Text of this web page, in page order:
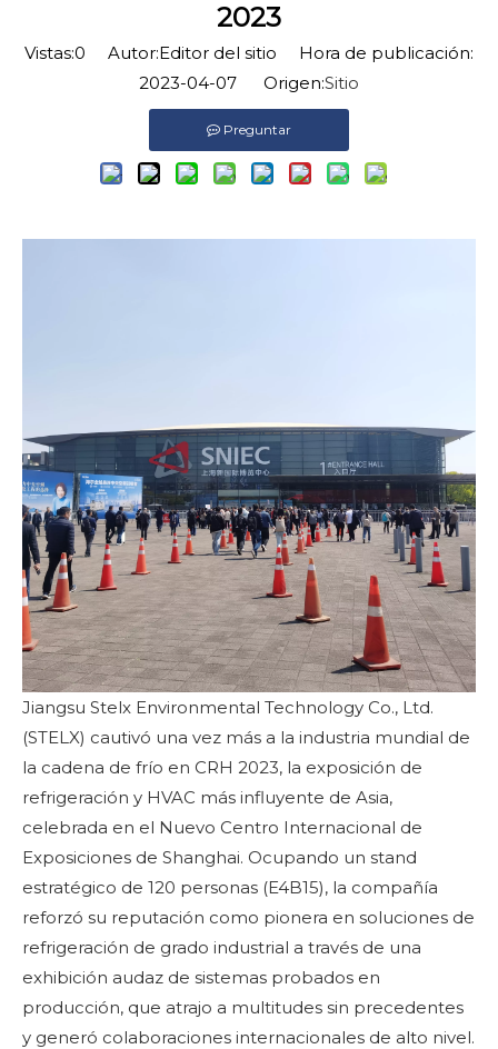
2023
Vistas:0 Autor:Editor del sitio Hora de publicación:
2023-04-07 Origen:Sitio
Preguntar
Jiangsu Stelx Environmental Technology Co., Ltd.
(STELX) cautivó una vez más a la industria mundial de
la cadena de frío en CRH 2023, la exposición de
refrigeración y HVAC más influyente de Asia,
celebrada en el Nuevo Centro Internacional de
Exposiciones de Shanghai. Ocupando un stand
estratégico de 120 personas (E4B15), la compañía
reforzó su reputación como pionera en soluciones de
refrigeración de grado industrial a través de una
exhibición audaz de sistemas probados en
producción, que atrajo a multitudes sin precedentes
y generó colaboraciones internacionales de alto nivel.